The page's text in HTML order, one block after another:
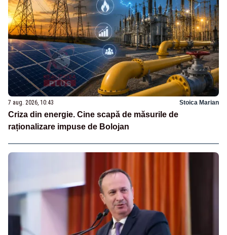
7 aug. 2026, 10:43 Stoica Marian
Criza din energie. Cine scapă de măsurile de
raționalizare impuse de Bolojan